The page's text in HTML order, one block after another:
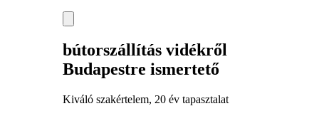
bútorszállítás vidékről
Budapestre ismertető
Kiváló szakértelem, 20 év tapasztalat